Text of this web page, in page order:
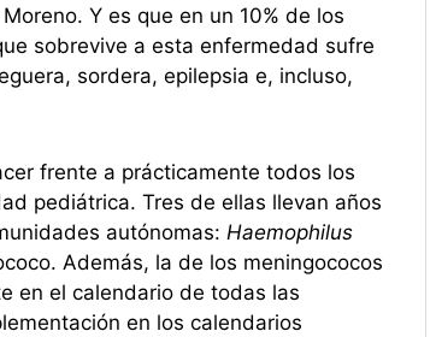
Y es que en un 10% de los
sobrevive a esta enfermedad sufre
sordera, epilepsia e, incluso,
frente a prácticamente todos los
pediátrica. Tres de ellas llevan años
autónomas: Haemophilus
Además, la de los meningococos
en el calendario de todas las
en los calendarios